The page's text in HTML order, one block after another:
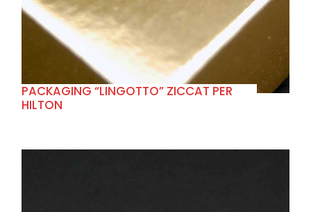
PACKAGING “LINGOTTO” ZICCAT PER
HILTON